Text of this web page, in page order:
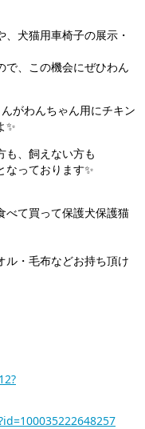
犬猫用車椅子の展示・
で、この機会にぜひわん
がわんちゃん用にチキン
✨
も、飼えない方も
なっております✨
べて買って保護犬保護猫
ル・毛布などお持ち頂け